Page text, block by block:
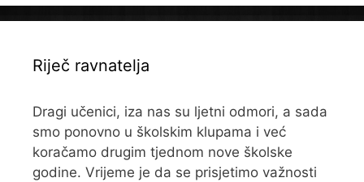
Riječ ravnatelja
Dragi učenici, iza nas su ljetni odmori, a sada
smo ponovno u školskim klupama i već
koračamo drugim tjednom nove školske
godine. Vrijeme je da se prisjetimo važnosti